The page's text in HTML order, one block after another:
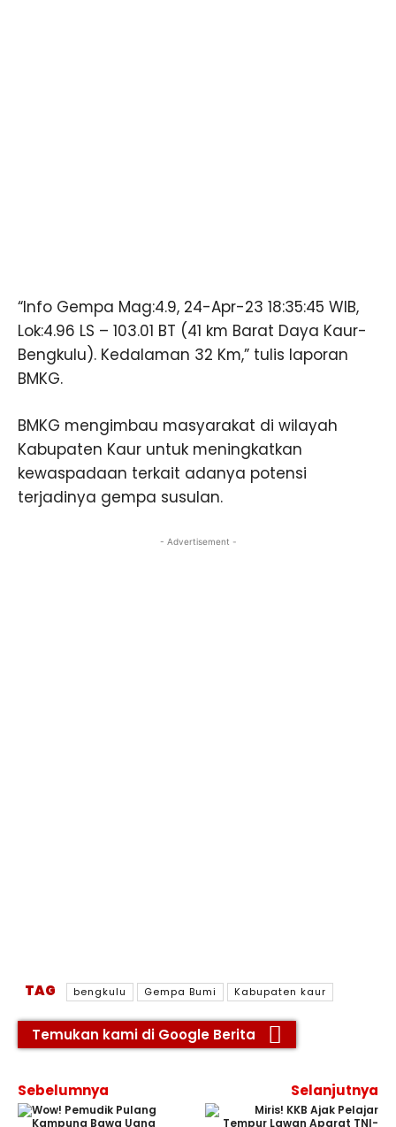
“Info Gempa Mag:4.9, 24-Apr-23 18:35:45 WIB,
Lok:4.96 LS – 103.01 BT (41 km Barat Daya Kaur-
Bengkulu). Kedalaman 32 Km,” tulis laporan
BMKG.
BMKG mengimbau masyarakat di wilayah
Kabupaten Kaur untuk meningkatkan
kewaspadaan terkait adanya potensi
terjadinya gempa susulan.
- Advertisement -
TAG bengkulu Gempa Bumi Kabupaten kaur
Temukan kami di Google Berita
Sebelumnya Selanjutnya